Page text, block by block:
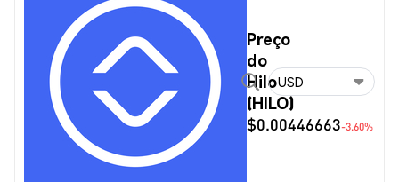
Preço
do
Hilo
(HILO)
$0.00446663-3.60%
USD